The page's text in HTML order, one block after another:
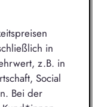
in
z.B. in
Social
Bei der